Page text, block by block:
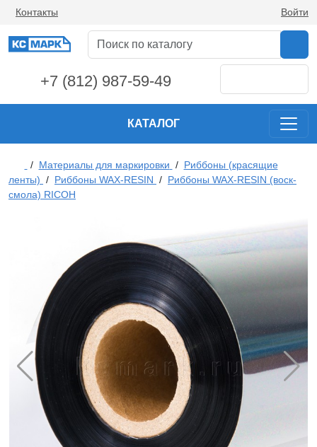
Контакты Войти
+7 (812) 987-59-49
КАТАЛОГ
/ Материалы для маркировки / Риббоны (красящие
ленты) / Риббоны WAX-RESIN / Риббоны WAX-RESIN (воск-
смола) RICOH